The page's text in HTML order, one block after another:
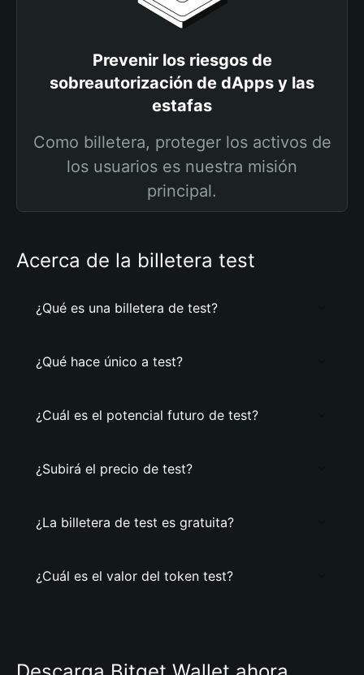
Prevenir los riesgos de
sobreautorización de dApps y las
estafas
Como billetera, proteger los activos de
los usuarios es nuestra misión
principal.
Acerca de la billetera test
¿Qué es una billetera de test?
¿Qué hace único a test?
¿Cuál es el potencial futuro de test?
¿Subirá el precio de test?
¿La billetera de test es gratuita?
¿Cuál es el valor del token test?